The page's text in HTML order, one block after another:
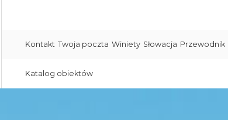
Kontakt Twoja poczta Winiety Słowacja Przewodnik
Katalog obiektów